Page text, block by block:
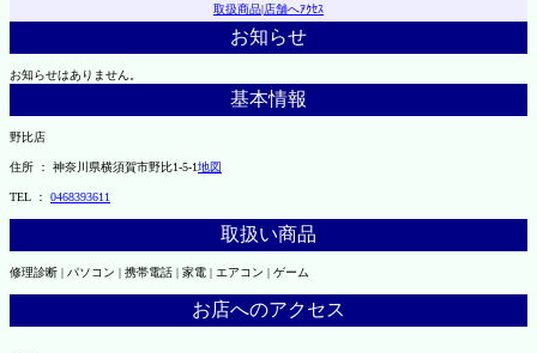
取扱商品|店舗へｱｸｾｽ
お知らせ
お知らせはありません。
基本情報
野比店
住所 ： 神奈川県横須賀市野比1-5-1地図
TEL ： 0468393611
取扱い商品
修理診断 | パソコン | 携帯電話 | 家電 | エアコン | ゲーム
お店へのアクセス